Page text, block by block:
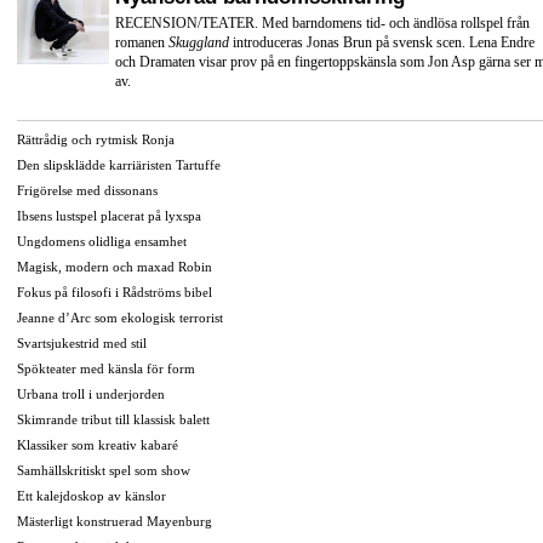
RECENSION/TEATER. Med barndomens tid- och ändlösa rollspel från
romanen Skuggland introduceras Jonas Brun på svensk scen. Lena Endre
och Dramaten visar prov på en fingertoppskänsla som Jon Asp gärna ser
av.
Rättrådig och rytmisk Ronja
Den slipsklädde karriäristen Tartuffe
Frigörelse med dissonans
Ibsens lustspel placerat på lyxspa
Ungdomens olidliga ensamhet
Magisk, modern och maxad Robin
Fokus på filosofi i Rådströms bibel
Jeanne d’Arc som ekologisk terrorist
Svartsjukestrid med stil
Spökteater med känsla för form
Urbana troll i underjorden
Skimrande tribut till klassisk balett
Klassiker som kreativ kabaré
Samhällskritiskt spel som show
Ett kalejdoskop av känslor
Mästerligt konstruerad Mayenburg